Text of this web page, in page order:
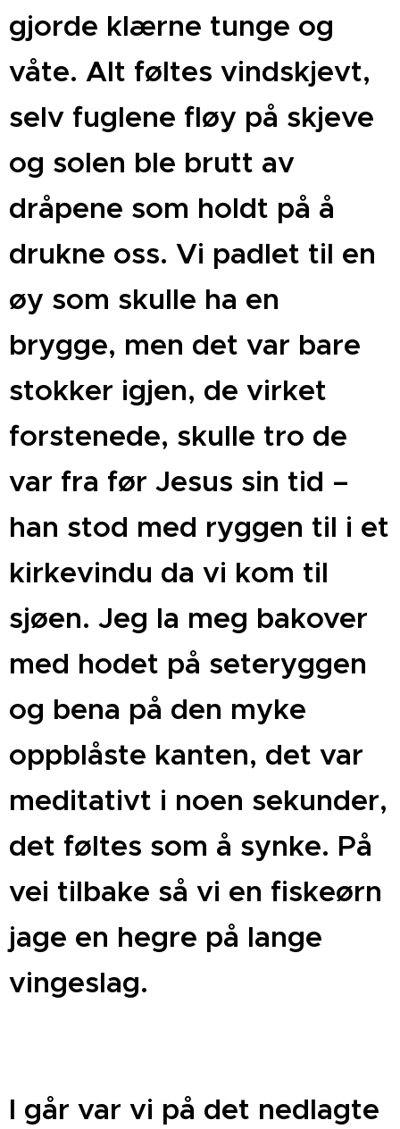
gjorde klærne tunge og
våte. Alt føltes vindskjevt,
selv fuglene fløy på skjeve
og solen ble brutt av
dråpene som holdt på å
drukne oss. Vi padlet til en
øy som skulle ha en
brygge, men det var bare
stokker igjen, de virket
forstenede, skulle tro de
var fra før Jesus sin tid –
han stod med ryggen til i et
kirkevindu da vi kom til
sjøen. Jeg la meg bakover
med hodet på seteryggen
og bena på den myke
oppblåste kanten, det var
meditativt i noen sekunder,
det føltes som å synke. På
vei tilbake så vi en fiskeørn
jage en hegre på lange
vingeslag.
I går var vi på det nedlagte